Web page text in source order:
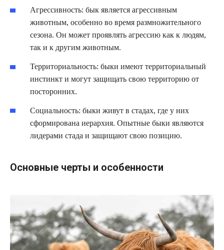
Агрессивность: бык является агрессивным
животным, особенно во время размножительного
сезона. Он может проявлять агрессию как к людям,
так и к другим животным.
Территориальность: быки имеют территориальный
инстинкт и могут защищать свою территорию от
посторонних.
Социальность: быки живут в стадах, где у них
сформирована иерархия. Опытные быки являются
лидерами стада и защищают свою позицию.
Основные черты и особенности